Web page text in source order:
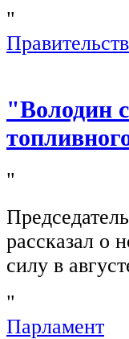
"
"Володин
"
рассказал о
силу в
"
Парламент